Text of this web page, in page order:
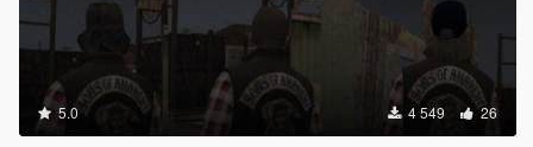
5.0 4 549 26